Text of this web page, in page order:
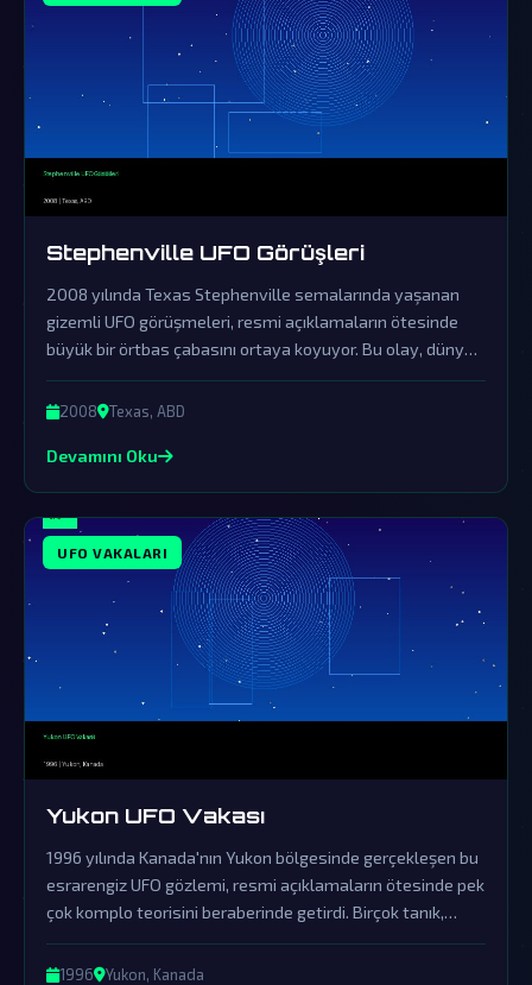
Stephenville UFO Görüşleri
2008 yılında Texas Stephenville semalarında yaşanan
gizemli UFO görüşmeleri, resmi açıklamaların ötesinde
büyük bir örtbas çabasını ortaya koyuyor. Bu olay, dünya
dışı ziyaretçilerin varlığını somut delillerle destekleyen en
çarpıcı örneklerden biri olarak kabul ediliyor.
2008 Texas, ABD
Devamını Oku
UFO VAKALARI
Yukon UFO Vakası
1996 yılında Kanada'nın Yukon bölgesinde gerçekleşen bu
esrarengiz UFO gözlemi, resmi açıklamaların ötesinde pek
çok komplo teorisini beraberinde getirdi. Birçok tanık,
bölgenin gökyüzünde açıklanamayan bir ışık ve garip
hareketler gördüğünü bildirirken, devletin bu olayı örtbas
1996 Yukon, Kanada